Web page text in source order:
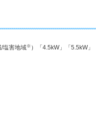
塩害地域※ ）「4.5kW」「5.5kW」